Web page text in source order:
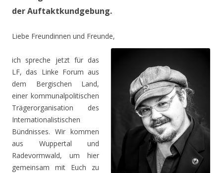
der Auftaktkundgebung.
Liebe Freundinnen und Freunde,
ich spreche jetzt für das
LF, das Linke Forum aus
dem Bergischen Land,
einer kommunalpolitischen
Trägerorganisation des
Internationalistischen
Bündnisses. Wir kommen
aus Wuppertal und
Radevormwald, um hier
gemeinsam mit Euch zu